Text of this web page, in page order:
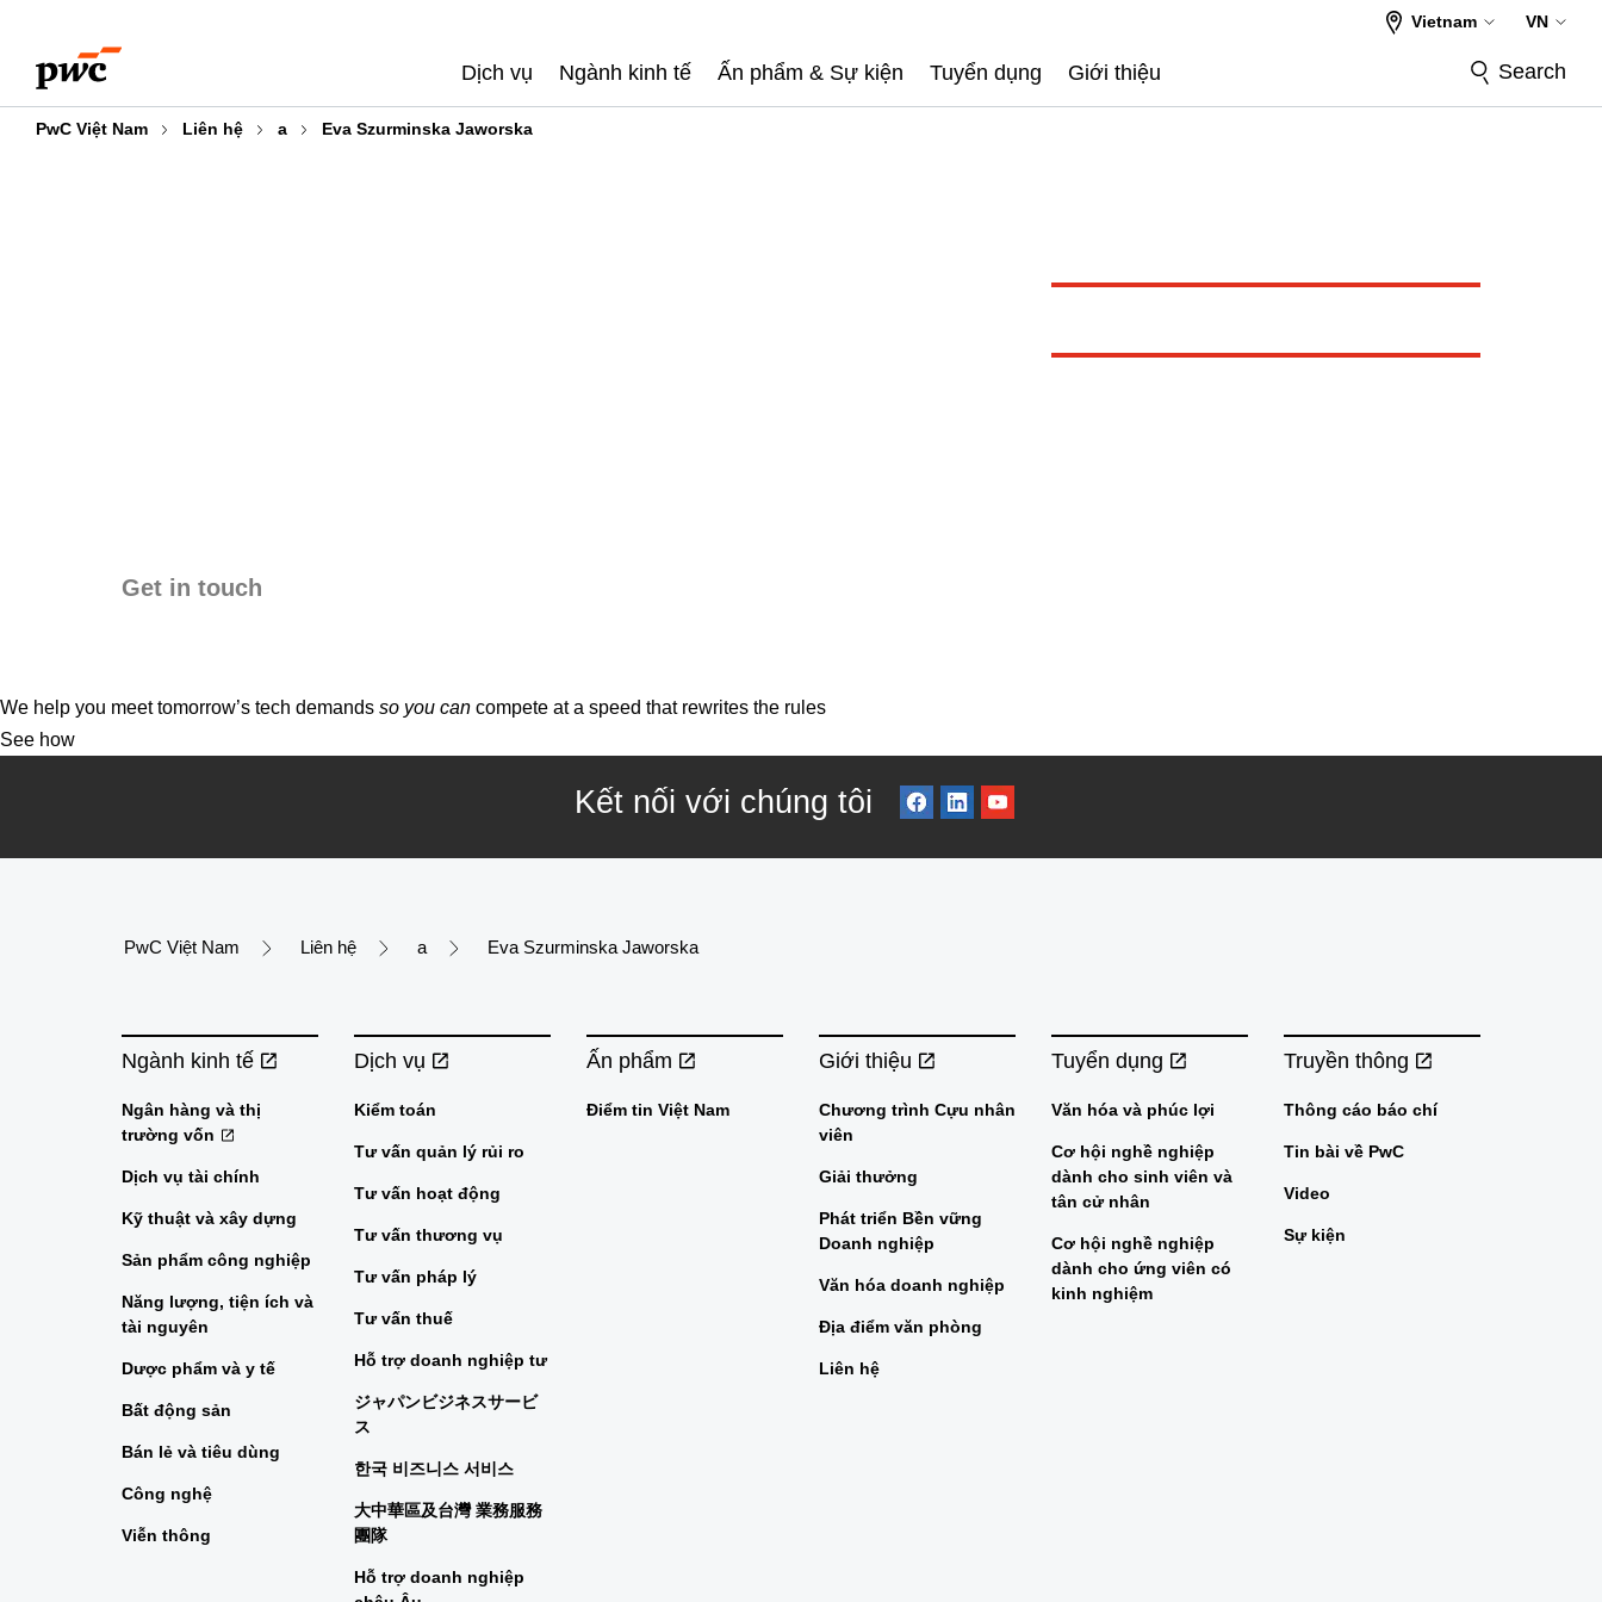
content
footer
Dịch vụ Ngành kinh tế Ấn phẩm & Sự kiện Tuyển dụng Giới thiệu
Vietnam VN
Search
PwC Việt Nam Liên hệ a Eva Szurminska Jaworska
Get in touch
We help you meet tomorrow’s tech demands so you can compete at a speed that rewrites the rules
See how
Kết nối với chúng tôi
PwC Việt Nam Liên hệ a Eva Szurminska Jaworska
Ngành kinh tế
Ngân hàng và thị
trường vốn
Dịch vụ tài chính
Kỹ thuật và xây dựng
Sản phẩm công nghiệp
Năng lượng, tiện ích và
tài nguyên
Dược phẩm và y tế
Bất động sản
Bán lẻ và tiêu dùng
Công nghệ
Viễn thông
Dịch vụ
Kiểm toán
Tư vấn quản lý rủi ro
Tư vấn hoạt động
Tư vấn thương vụ
Tư vấn pháp lý
Tư vấn thuế
Hỗ trợ doanh nghiệp tư
ジャパンビジネスサービ
ス
한국 비즈니스 서비스
大中華區及台灣 業務服務
團隊
Hỗ trợ doanh nghiệp
Ấn phẩm
Điểm tin Việt Nam
Giới thiệu
Chương trình Cựu nhân
viên
Giải thưởng
Phát triển Bền vững
Doanh nghiệp
Văn hóa doanh nghiệp
Địa điểm văn phòng
Liên hệ
Tuyển dụng
Văn hóa và phúc lợi
Cơ hội nghề nghiệp
dành cho sinh viên và
tân cử nhân
Cơ hội nghề nghiệp
dành cho ứng viên có
kinh nghiệm
Truyền thông
Thông cáo báo chí
Tin bài về PwC
Video
Sự kiện